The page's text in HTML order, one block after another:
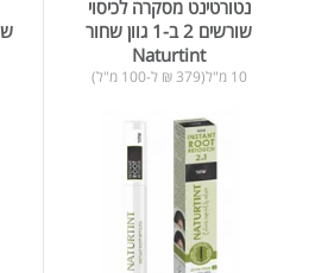
נטורטינט מסקרה לכיסוי
שורשים 2 ב-1 גוון שחור
Naturtint
10 מ"ל(379 ₪ ל-100 מ"ל)